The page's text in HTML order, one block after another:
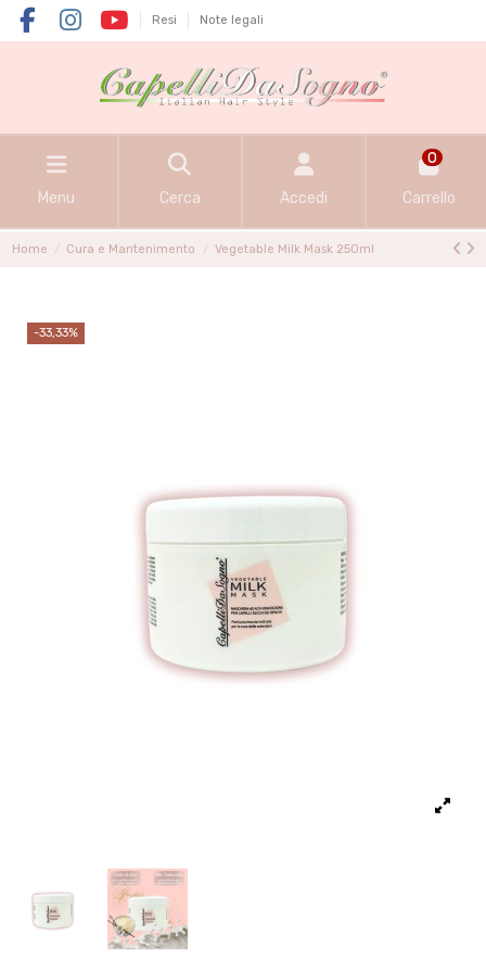
Resi Note legali
Menu Cerca Accedi
0
Carrello
Home Cura e Mantenimento Vegetable Milk Mask 250ml
-33,33%